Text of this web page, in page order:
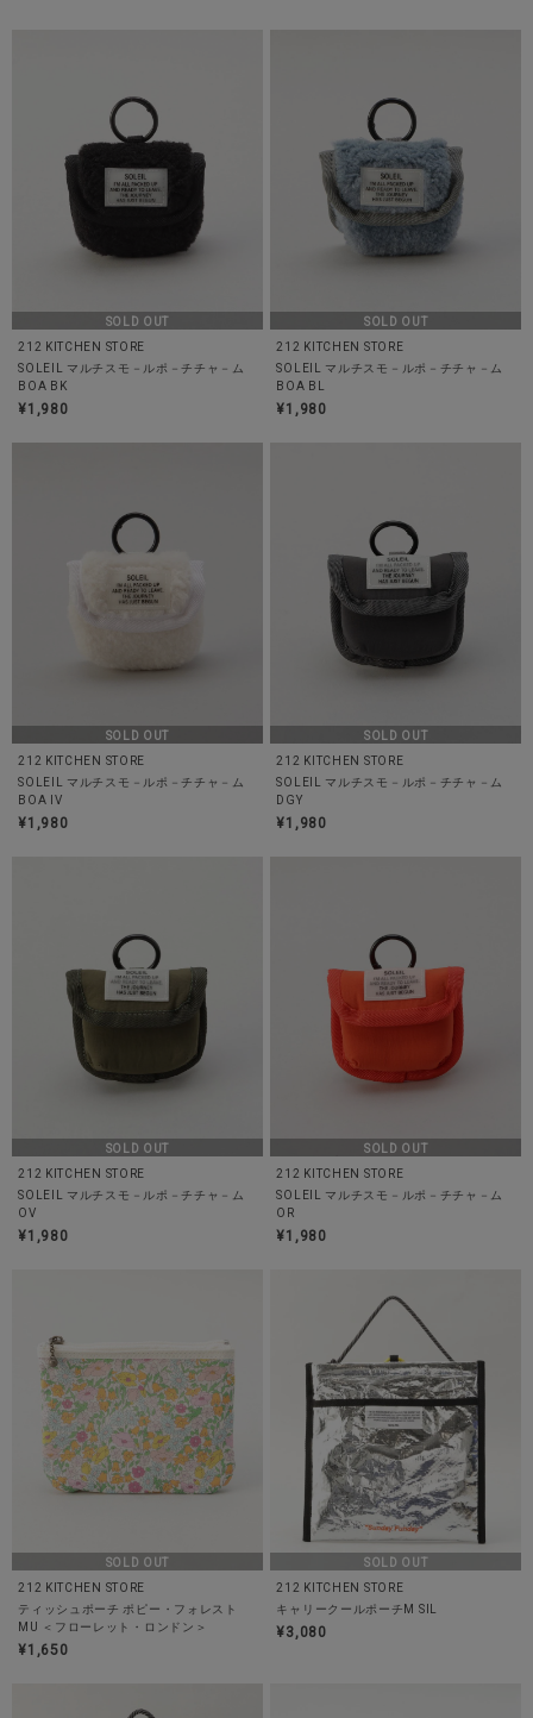
SOLD OUT
212 KITCHEN STORE
SOLEIL マルチスモ－ルポ－チチャ－ム
BOA BK
¥1,980
SOLD OUT
212 KITCHEN STORE
SOLEIL マルチスモ－ルポ－チチャ－ム
BOA BL
¥1,980
SOLD OUT
212 KITCHEN STORE
SOLEIL マルチスモ－ルポ－チチャ－ム
BOA IV
¥1,980
SOLD OUT
212 KITCHEN STORE
SOLEIL マルチスモ－ルポ－チチャ－ム
DGY
¥1,980
SOLD OUT
212 KITCHEN STORE
SOLEIL マルチスモ－ルポ－チチャ－ム
OV
¥1,980
SOLD OUT
212 KITCHEN STORE
SOLEIL マルチスモ－ルポ－チチャ－ム
OR
¥1,980
SOLD OUT
212 KITCHEN STORE
ティッシュポーチ ポピー・フォレスト
MU ＜フローレット・ロンドン＞
¥1,650
SOLD OUT
212 KITCHEN STORE
キャリークールポーチM SIL
¥3,080